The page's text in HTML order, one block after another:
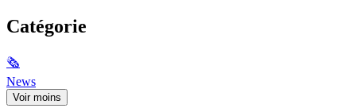
Catégorie
🗞
News
Voir moins